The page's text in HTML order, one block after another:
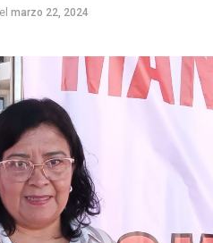
el marzo 22, 2024